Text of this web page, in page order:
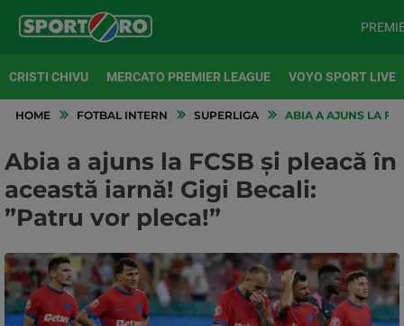
CRISTI CHIVU MERCATO PREMIER LEAGUE VOYO SPORT LIVE
HOME FOTBAL INTERN SUPERLIGA ABIA A AJUNS LA
Abia a ajuns la FCSB și pleacă în
această iarnă! Gigi Becali:
”Patru vor pleca!”